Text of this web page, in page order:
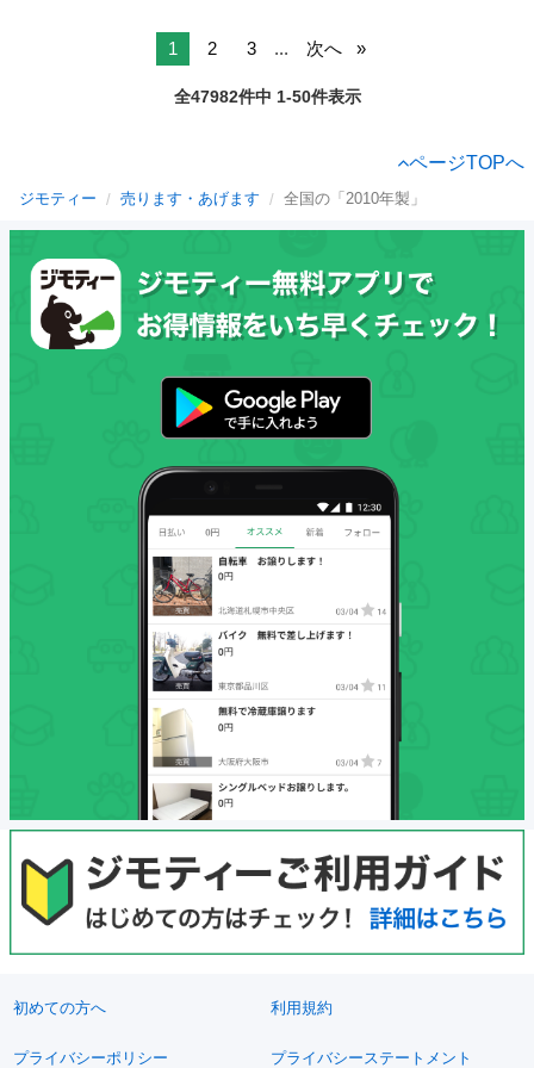
1 2 3 ... 次へ
全47982件中 1-50件表示
ページTOPへ
ジモティー 売ります・あげます 全国の「2010年製」
初めての方へ 利用規約
プライバシーポリシー プライバシーステートメント